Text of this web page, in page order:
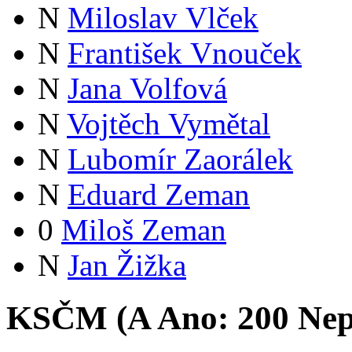
N Miloslav Vlček
N František Vnouček
N Jana Volfová
N Vojtěch Vymětal
N Lubomír Zaorálek
N Eduard Zeman
0 Miloš Zeman
N Jan Žižka
KSČM (AAno: 200